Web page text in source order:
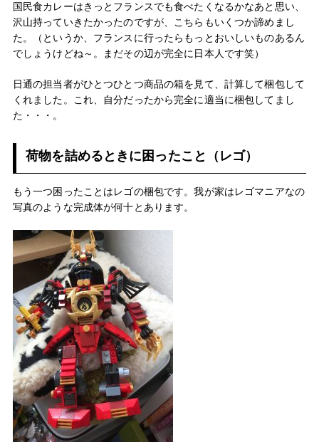
国民食カレーはきっとフランスでも食べたくなるかなあと思い、
沢山持っていきたかったのですが、こちらもいくつか諦めまし
た。（というか、フランスに行ったらもっとおいしいものあるん
でしょうけどね～。まだその辺が完全に日本人です笑）
日通の担当者がひとつひとつ商品の箱を見て、計算して梱包して
くれました。これ、自分だったから完全に適当に梱包してまし
た・・・。
荷物を詰めるときに困ったこと（レゴ）
もう一つ困ったことはレゴの梱包です。我が家はレゴマニアなの
写真のような完成体が何十とあります。